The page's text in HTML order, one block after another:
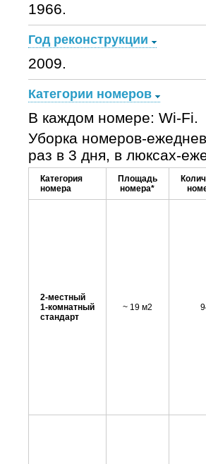
1966.
Год реконструкции
2009.
Категории номеров
В каждом номере: Wi-Fi.
Уборка номеров-
раз в 3 дня, в люксах-
Категория
номера
Площадь
номера*
2-местный
1-комнатный
стандарт
~ 19 м2